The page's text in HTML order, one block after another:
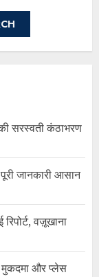
सरस्वती कंठाभरण
जानकारी आसान
वज़ूखाना
मुकदमा और प्लेस